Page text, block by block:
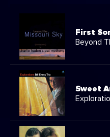
First
Beyond
Sweet